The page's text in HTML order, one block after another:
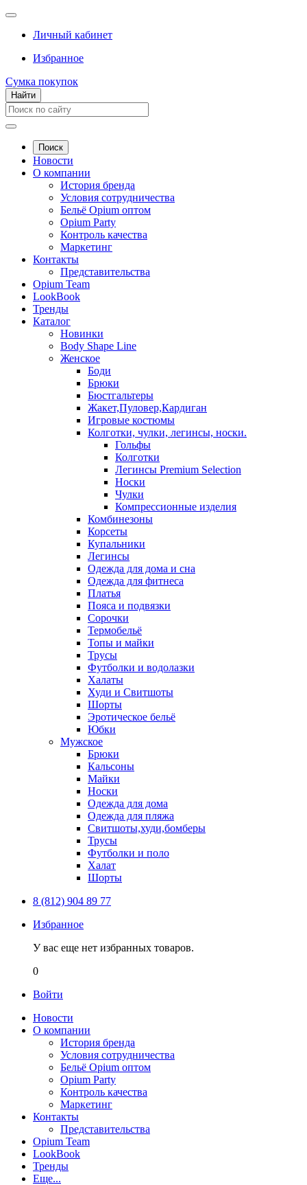
Личный кабинет
Избранное
Сумка покупок
Найти
Поиск
Новости
О компании
История бренда
Условия сотрудничества
Бельё Opium оптом
Opium Party
Контроль качества
Маркетинг
Контакты
Представительства
Opium Team
LookBook
Тренды
Каталог
Новинки
Body Shape Line
Женское
Боди
Брюки
Бюстгальтеры
Жакет,Пуловер,Кардиган
Игровые костюмы
Колготки, чулки, легинсы, носки.
Гольфы
Колготки
Легинсы Premium Selection
Носки
Чулки
Компрессионные изделия
Комбинезоны
Корсеты
Купальники
Легинсы
Одежда для дома и сна
Одежда для фитнеса
Платья
Пояса и подвязки
Сорочки
Термобельё
Топы и майки
Трусы
Футболки и водолазки
Халаты
Худи и Свитшоты
Шорты
Эротическое бельё
Юбки
Мужское
Брюки
Кальсоны
Майки
Носки
Одежда для дома
Одежда для пляжа
Свитшоты,худи,бомберы
Трусы
Футболки и поло
Халат
Шорты
8 (812) 904 89 77
Избранное
У вас еще нет избранных товаров.
0
Войти
Новости
О компании
История бренда
Условия сотрудничества
Бельё Opium оптом
Opium Party
Контроль качества
Маркетинг
Контакты
Представительства
Opium Team
LookBook
Тренды
Еще...